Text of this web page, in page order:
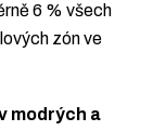
6 % všech
zón ve
modrých a